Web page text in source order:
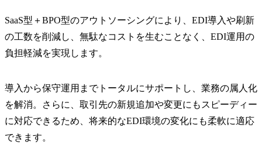
​​SaaS型＋BPO型のアウトソーシングにより、EDI導入や刷新
の工数を削減し、無駄なコストを生むことなく、EDI運用の
負担軽減を実現します。
​​導入から保守運用までトータルにサポートし、業務の属人化
を解消。さらに、取引先の新規追加や変更にもスピーディー
に対応できるため、将来的なEDI環境の変化にも柔軟に適応
できます。